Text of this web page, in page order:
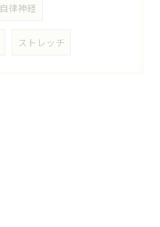
自律神経
ストレッチ